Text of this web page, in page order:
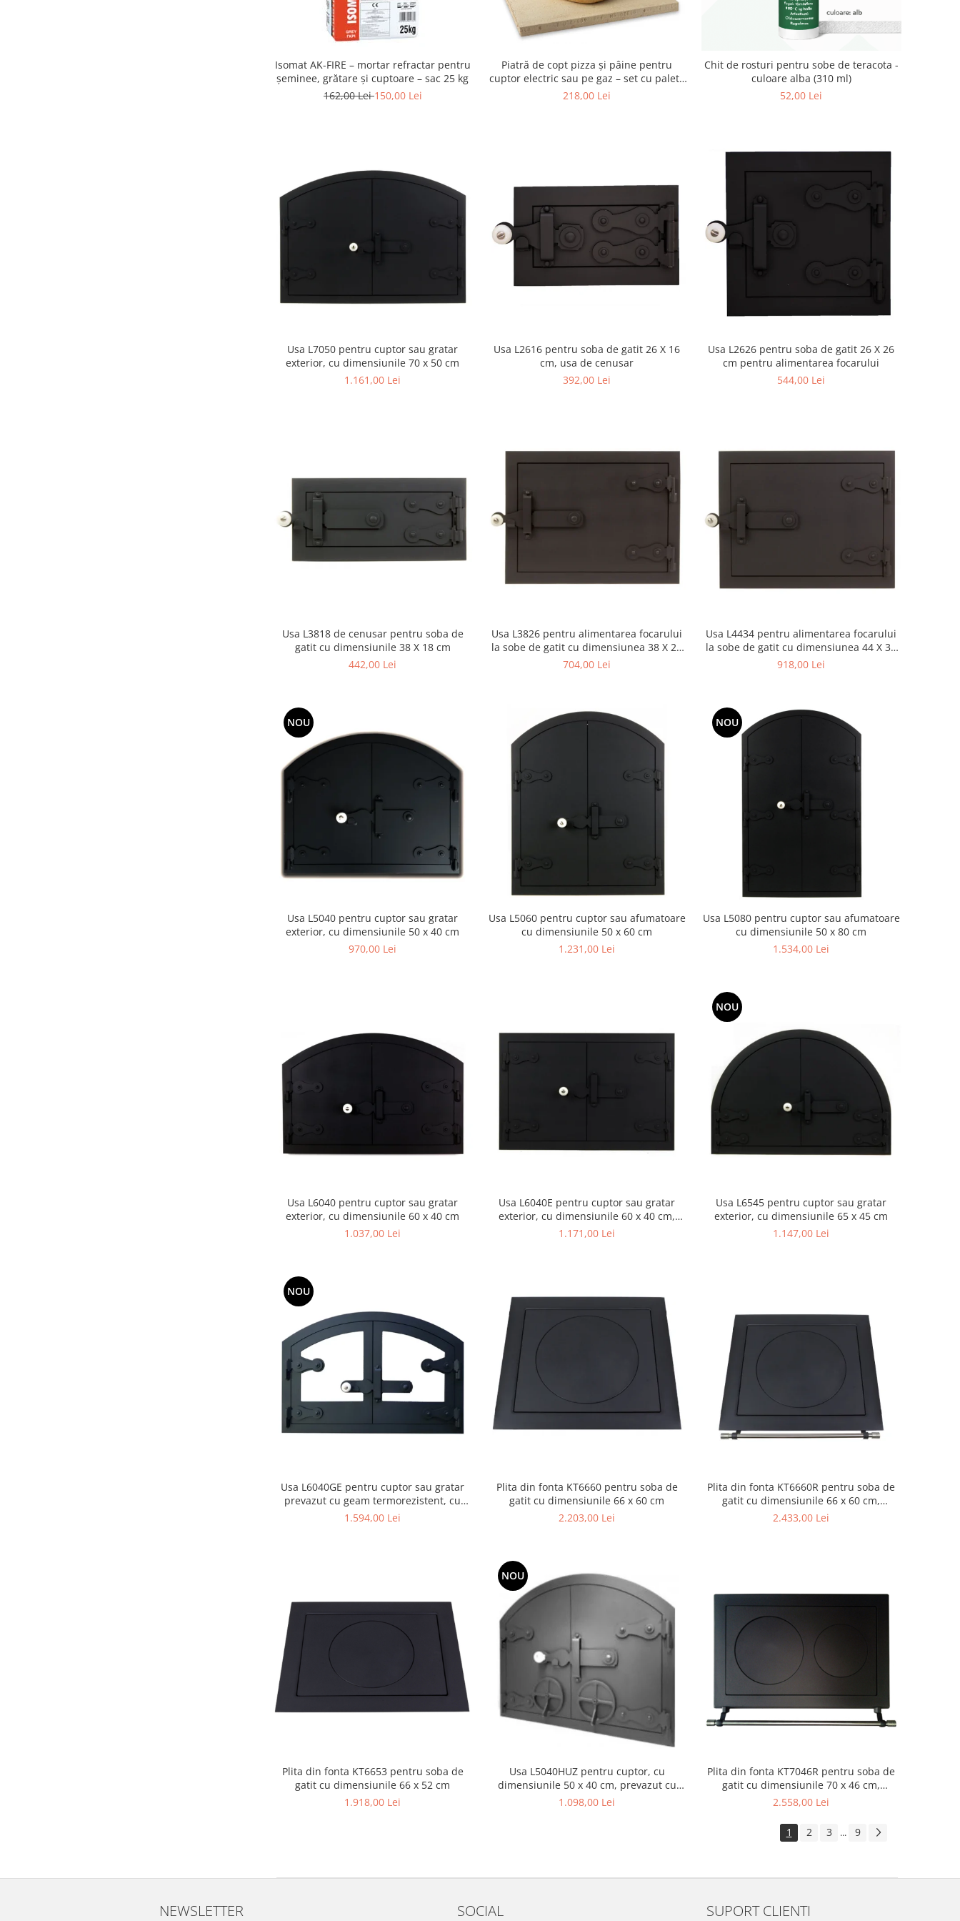
Isomat AK-FIRE – mortar refractar pentru
șeminee, grătare și cuptoare – sac 25 kg
162,00 Lei150,00 Lei
Piatră de copt pizza și pâine pentru
cuptor electric sau pe gaz – set cu paletă
din lemn (36 × 30 × 2,5 cm)
218,00 Lei
Chit de rosturi pentru sobe de teracota -
culoare alba (310 ml)
52,00 Lei
Usa L7050 pentru cuptor sau gratar
exterior, cu dimensiunile 70 x 50 cm
1.161,00 Lei
Usa L2616 pentru soba de gatit 26 X 16
cm, usa de cenusar
392,00 Lei
Usa L2626 pentru soba de gatit 26 X 26
cm pentru alimentarea focarului
544,00 Lei
Usa L3818 de cenusar pentru soba de
gatit cu dimensiunile 38 X 18 cm
442,00 Lei
Usa L3826 pentru alimentarea focarului
la sobe de gatit cu dimensiunea 38 X 26
cm
704,00 Lei
Usa L4434 pentru alimentarea focarului
la sobe de gatit cu dimensiunea 44 X 34
cm
918,00 Lei
NOU
Usa L5040 pentru cuptor sau gratar
exterior, cu dimensiunile 50 x 40 cm
970,00 Lei
Usa L5060 pentru cuptor sau afumatoare
cu dimensiunile 50 x 60 cm
1.231,00 Lei
NOU
Usa L5080 pentru cuptor sau afumatoare
cu dimensiunile 50 x 80 cm
1.534,00 Lei
Usa L6040 pentru cuptor sau gratar
exterior, cu dimensiunile 60 x 40 cm
1.037,00 Lei
Usa L6040E pentru cuptor sau gratar
exterior, cu dimensiunile 60 x 40 cm,
dreptunghiulara
1.171,00 Lei
NOU
Usa L6545 pentru cuptor sau gratar
exterior, cu dimensiunile 65 x 45 cm
1.147,00 Lei
NOU
Usa L6040GE pentru cuptor sau gratar
prevazut cu geam termorezistent, cu
dimensiunile 60 x 40 cm
1.594,00 Lei
Plita din fonta KT6660 pentru soba de
gatit cu dimensiunile 66 x 60 cm
2.203,00 Lei
Plita din fonta KT6660R pentru soba de
gatit cu dimensiunile 66 x 60 cm,
prevazuta cu bara inox
2.433,00 Lei
Plita din fonta KT6653 pentru soba de
gatit cu dimensiunile 66 x 52 cm
1.918,00 Lei
NOU
Usa L5040HUZ pentru cuptor, cu
dimensiunile 50 x 40 cm, prevazut cu
grila
1.098,00 Lei
Plita din fonta KT7046R pentru soba de
gatit cu dimensiunile 70 x 46 cm,
prevazuta cu bara inox
2.558,00 Lei
1 2 3 ... 9
NEWSLETTER SOCIAL SUPORT CLIENTI